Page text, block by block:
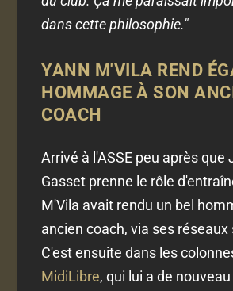
dans cette philosophie."
YANN M'VILA REND
HOMMAGE À SON
COACH
Arrivé à l'ASSE peu après que
Gasset prenne le rôle
M'Vila avait rendu un bel
ancien coach, via ses réseaux
C'est ensuite dans les
MidiLibre, qui lui a de